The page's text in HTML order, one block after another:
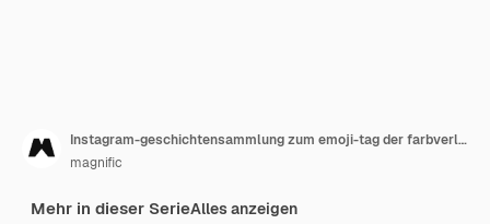
Instagram-geschichtensammlung zum emoji-tag der farbverlaufswelt
magnific
Mehr in dieser SerieAlles anzeigen